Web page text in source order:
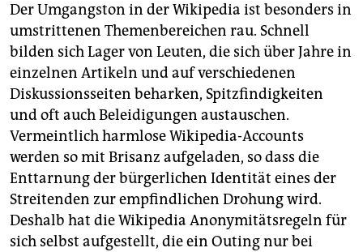
Der Umgangston in der Wikipedia ist besonders in
umstrittenen Themenbereichen rau. Schnell
bilden sich Lager von Leuten, die sich über Jahre in
einzelnen Artikeln und auf verschiedenen
Diskussionsseiten beharken, Spitzfindigkeiten
und oft auch Beleidigungen austauschen.
Vermeintlich harmlose Wikipedia-Accounts
werden so mit Brisanz aufgeladen, so dass die
Enttarnung der bürgerlichen Identität eines der
Streitenden zur empfindlichen Drohung wird.
Deshalb hat die Wikipedia Anonymitätsregeln für
sich selbst aufgestellt, die ein Outing nur bei